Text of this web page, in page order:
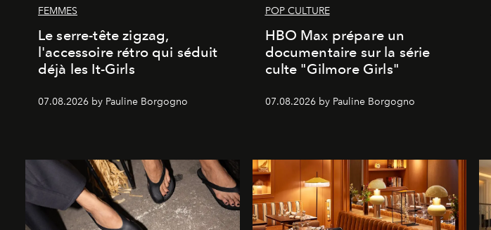
FEMMES
Le serre-tête zigzag,
l'accessoire rétro qui séduit
déjà les It-Girls
07.08.2026 by Pauline Borgogno
POP CULTURE
HBO Max prépare un
documentaire sur la série
culte "Gilmore Girls"
07.08.2026 by Pauline Borgogno